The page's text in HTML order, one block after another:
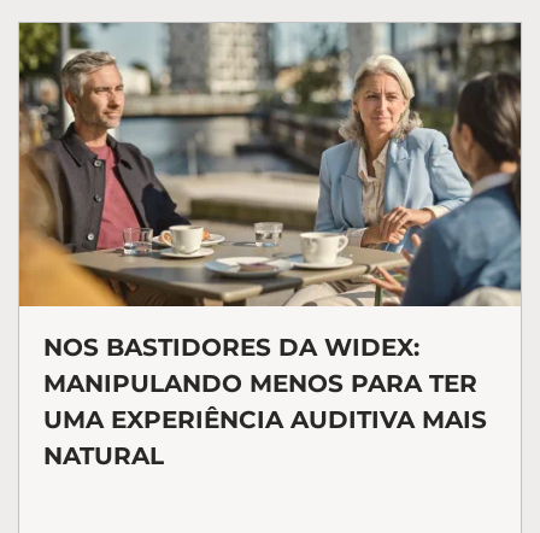
NOS BASTIDORES DA WIDEX:
MANIPULANDO MENOS PARA TER
UMA EXPERIÊNCIA AUDITIVA MAIS
NATURAL